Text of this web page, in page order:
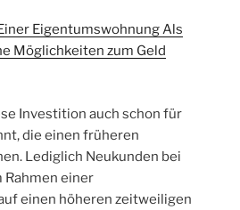
Eigentumswohnung Als
Möglichkeiten zum Geld
Investition auch schon für
die einen früheren
Lediglich Neukunden bei
Rahmen einer
einen höheren zeitweiligen